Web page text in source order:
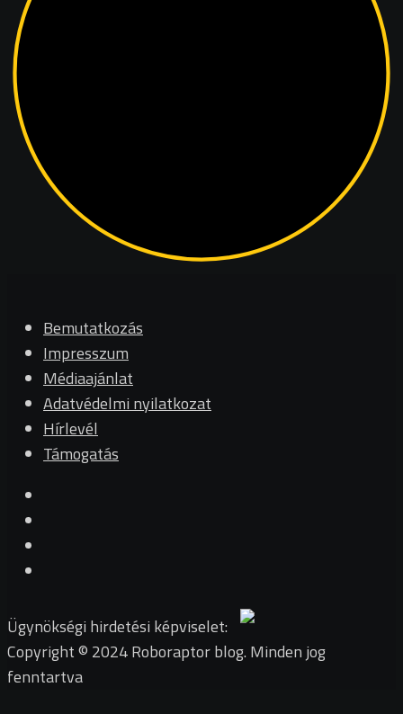
Bemutatkozás
Impresszum
Médiaajánlat
Adatvédelmi nyilatkozat
Hírlevél
Támogatás
Ügynökségi hirdetési képviselet:
Copyright © 2024 Roboraptor blog. Minden jog
fenntartva